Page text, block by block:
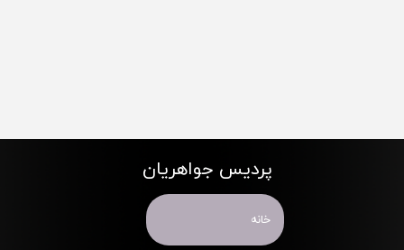
پردیس جواهریان
خانه